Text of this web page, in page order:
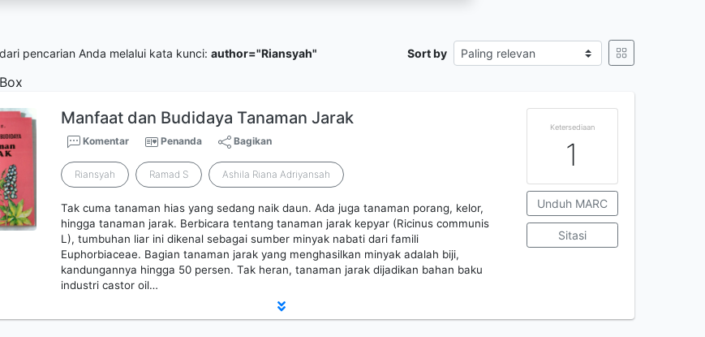
dari pencarian Anda melalui kata kunci: author="Riansyah" Sort by
Manfaat dan Budidaya Tanaman Jarak
Komentar Penanda Bagikan
Riansyah Ramad S Ashila Riana Adriyansah
Tak cuma tanaman hias yang sedang naik daun. Ada juga tanaman porang, kelor,
hingga tanaman jarak. Berbicara tentang tanaman jarak kepyar (Ricinus communis
L), tumbuhan liar ini dikenal sebagai sumber minyak nabati dari famili
Euphorbiaceae. Bagian tanaman jarak yang menghasilkan minyak adalah biji,
kandungannya hingga 50 persen. Tak heran, tanaman jarak dijadikan bahan baku
industri castor oil…
Ketersediaan
1
Unduh MARC
Sitasi